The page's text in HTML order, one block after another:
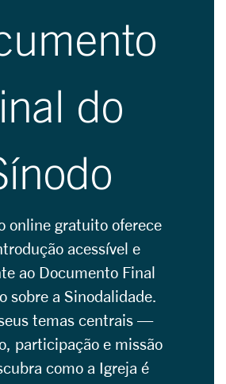
do
online gratuito oferece
acessível e
ao Documento Final
sobre a Sinodalidade.
temas centrais —
participação e missão
como a Igreja é